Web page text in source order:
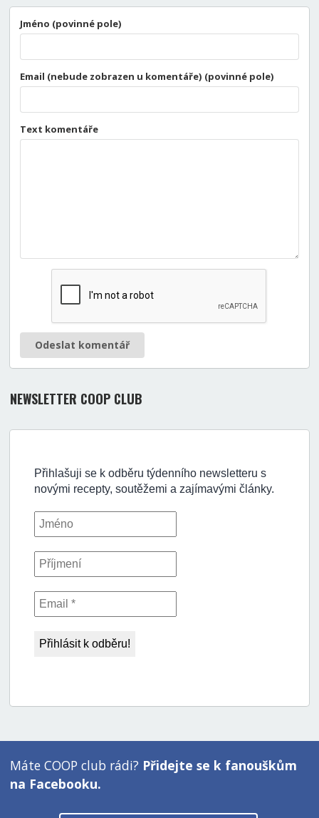
Jméno (povinné pole)
Email (nebude zobrazen u komentáře) (povinné pole)
Text komentáře
Odeslat komentář
NEWSLETTER COOP CLUB
Máte COOP club rádi? Přidejte se k fanouškům
na Facebooku.